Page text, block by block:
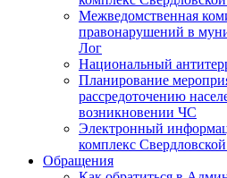
Межведомственная
правонарушений в
Лог
Национальный
Планирование
рассредоточению
возникновении ЧС
Электронный
комплекс
Обращения